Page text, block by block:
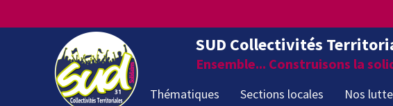
SUD Collectivités
Ensemble... Construisons la
Thématiques Sections locales Nos